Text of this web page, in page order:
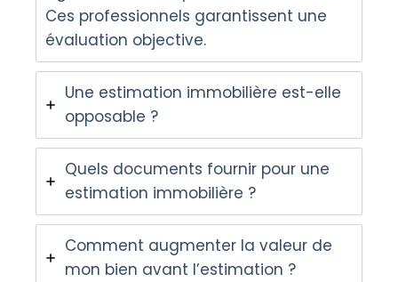
Ces professionnels garantissent une
évaluation objective.
Une estimation immobilière est-elle
opposable ?
Quels documents fournir pour une
estimation immobilière ?
Comment augmenter la valeur de
mon bien avant l’estimation ?